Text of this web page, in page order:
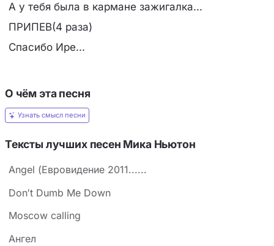
А у тебя была в кармане зажигалка...
ПРИПЕВ(4 раза)
Спасибо Ире...
О чём эта песня
Узнать смысл песни
Тексты лучших песен Мика Ньютон
Angel (Евровидение 2011......
Don′t Dumb Me Down
Moscow calling
Ангел